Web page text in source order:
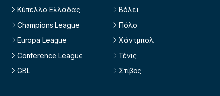
Κύπελλο Ελλάδας
Champions League
Europa League
Conference League
GBL
Βόλεϊ
Πόλο
Χάντμπολ
Τένις
Στίβος